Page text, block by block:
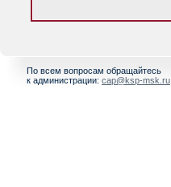
По всем вопросам обращайтесь
к администрации: cap@ksp-msk.ru